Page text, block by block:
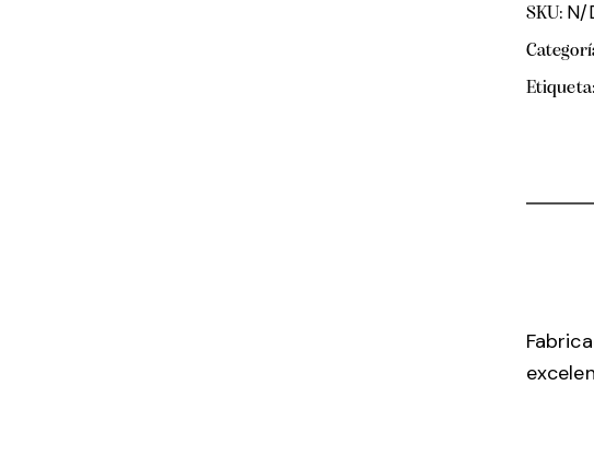
SKU: N/
Etiqueta: